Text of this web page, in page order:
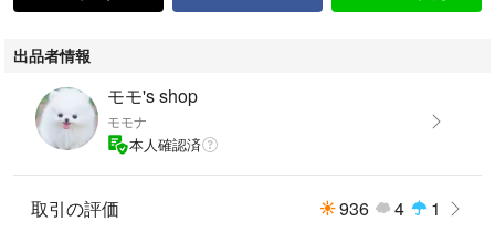
出品者情報
モモ's shop
モモナ
本人確認済
取引の評価 936 4 1